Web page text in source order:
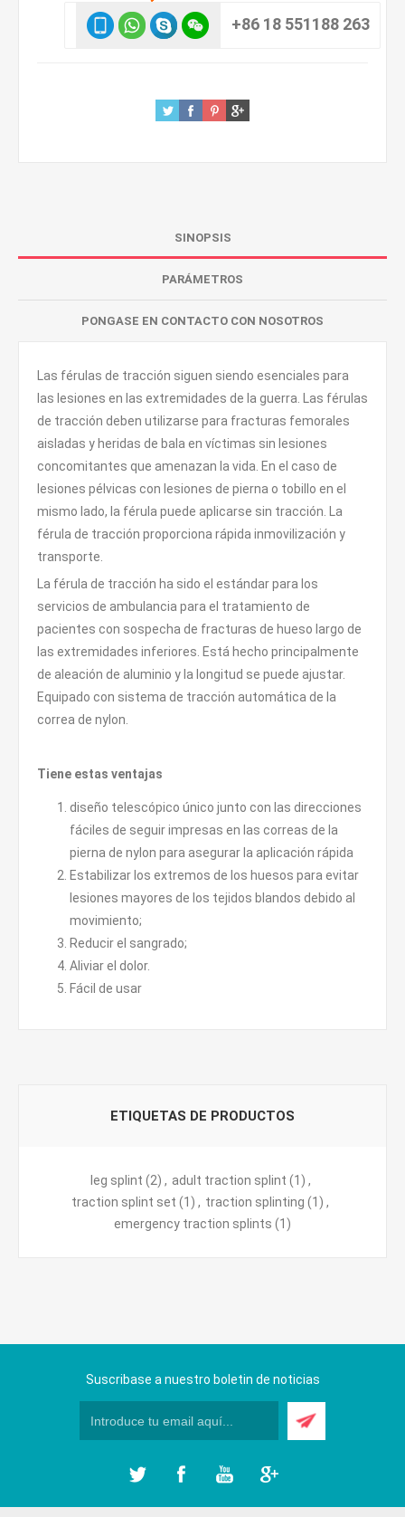
+86 18 551188 263
SINOPSIS
PARÁMETROS
PONGASE EN CONTACTO CON NOSOTROS
Las férulas de tracción siguen siendo esenciales para
las lesiones en las extremidades de la guerra. Las férulas
de tracción deben utilizarse para fracturas femorales
aisladas y heridas de bala en víctimas sin lesiones
concomitantes que amenazan la vida. En el caso de
lesiones pélvicas con lesiones de pierna o tobillo en el
mismo lado, la férula puede aplicarse sin tracción. La
férula de tracción proporciona rápida inmovilización y
transporte.
La férula de tracción ha sido el estándar para los
servicios de ambulancia para el tratamiento de
pacientes con sospecha de fracturas de hueso largo de
las extremidades inferiores. Está hecho principalmente
de aleación de aluminio y la longitud se puede ajustar.
Equipado con sistema de tracción automática de la
correa de nylon.
Tiene estas ventajas
diseño telescópico único junto con las direcciones
fáciles de seguir impresas en las correas de la
pierna de nylon para asegurar la aplicación rápida
Estabilizar los extremos de los huesos para evitar
lesiones mayores de los tejidos blandos debido al
movimiento;
Reducir el sangrado;
Aliviar el dolor.
Fácil de usar
ETIQUETAS DE PRODUCTOS
leg splint (2) , adult traction splint (1) ,
traction splint set (1) , traction splinting (1) ,
emergency traction splints (1)
Suscribase a nuestro boletin de noticias